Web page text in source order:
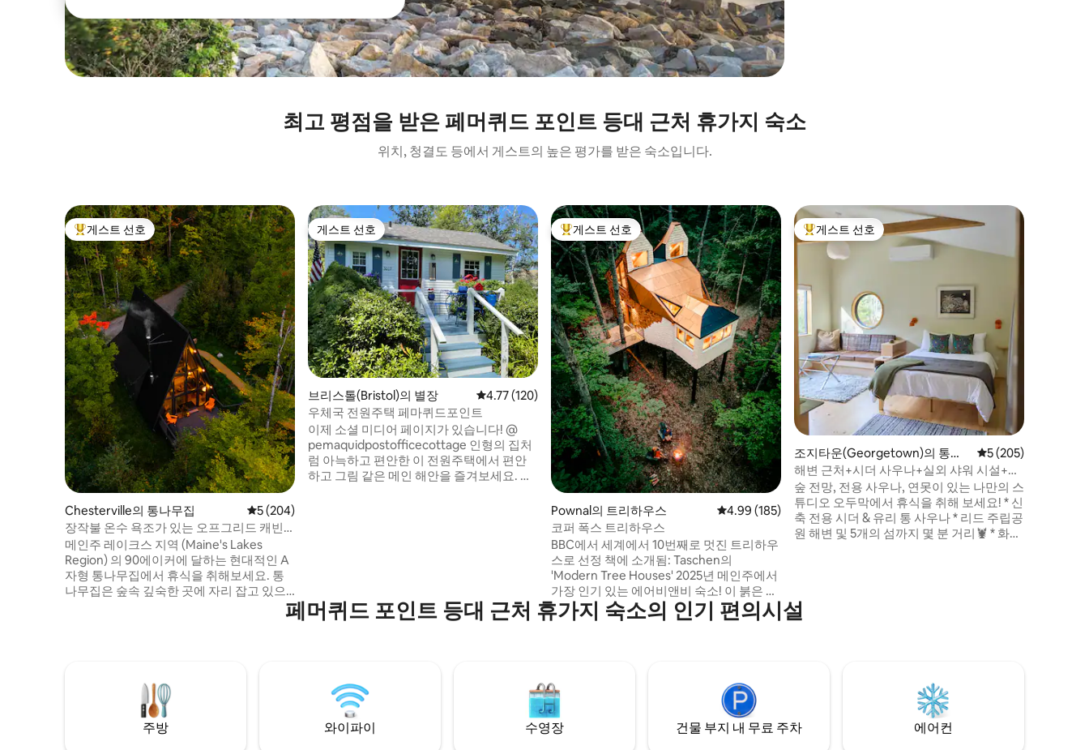
최고 평점을 받은 페머퀴드 포인트 등대 근처 휴가지 숙소
위치, 청결도 등에서 게스트의 높은 평가를 받은 숙소입니다.
상위 게스트 선호
게스트 선호
Chesterville의 통나무집 평점 5점(5점 만점), 후기 204개
5 (204)
장작불 온수 욕조가 있는 오프그리드 캐빈.
카약 4대
메인주 레이크스 지역 (Maine's Lakes
Region) 의 90에이커에 달하는 현대적인 A
자형 통나무집에서 휴식을 취해보세요. 통
나무집은 숲속 깊숙한 곳에 자리 잡고 있으
며, 모든 것에서 멀리 떨어져 있습니다. 카약
- 아름다운 수영과 카약 통나무집 전체에 삼
나무, 콘크리트 조리대, 삼나무/콘크리트 샤
워기. 야외 화덕. 등산로. 비버 연못. 숙소에
전용 활주로가 있습니다(51ME).
게스트 선호
게스트 선호
브리스톨(Bristol)의 별장 평점 4.77점(5점 만점), 후기 120개
4.77 (120)
우체국 전원주택 페마퀴드포인트
이제 소셜 미디어 페이지가 있습니다! @
pemaquidpostofficecottage 인형의 집처
럼 아늑하고 편안한 이 전원주택에서 편안
하고 그림 같은 메인 해안을 즐겨보세요. 현
란한 석양을 즐길 수 있는 곳에 위치하고 있
습니다!
상위 게스트 선호
게스트 선호
Pownal의 트리하우스 평점 4.99점(5점 만점), 후기 185개
4.99 (185)
코퍼 폭스 트리하우스
BBC에서 세계에서 10번째로 멋진 트리하우
스로 선정 책에 소개됨: Taschen의
'Modern Tree Houses' 2025년 메인주에서
가장 인기 있는 에어비앤비 숙소! 이 붉은 여
우 머리 모양의 트리하우스의 기발함과 장
인 정신을 직접 경험해보세요. 이 야생 모험
기할 오래 기억에 남는 추억을 만들어보세
요. 인스타그램
@thecopperfoxtreehouse에서 저희의 여
정을 팔로우해주세요.
상위 게스트 선호
게스트 선호
조지타운(Georgetown)의 통나
무집
평점 5점(5점 만점),
5 (205)
해변 근처+시더 사우나+실외 샤워 시설+연
못+화로
숲 전망, 전용 사우나, 연못이 있는 나만의 스
튜디오 오두막에서 휴식을 취해 보세요! * 신
축 전용 시더 & 유리 통 사우나 * 리드 주립공
원 해변 및 5개의 섬까지 몇 분 거리🦞 * 화덕
은 길 아래 8에이커에 위치한 두 개의 오두
막 중 하나입니다! 캐빈은 150피트 떨어져
페머퀴드 포인트 등대 근처 휴가지 숙소의 인기 편의시설
주방 와이파이 수영장 건물 부지 내 무료 주차 에어컨